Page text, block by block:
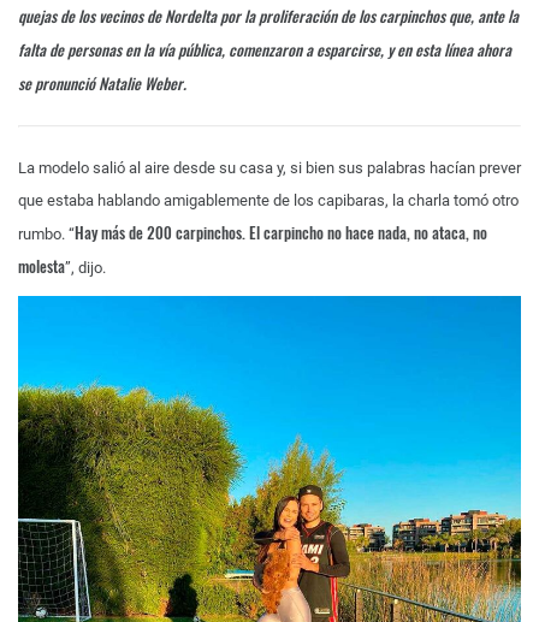
quejas de los vecinos de Nordelta por la proliferación de los carpinchos que, ante la
falta de personas en la vía pública, comenzaron a esparcirse, y en esta línea ahora
se pronunció Natalie Weber.
La modelo salió al aire desde su casa y, si bien sus palabras hacían prever
que estaba hablando amigablemente de los capibaras, la charla tomó otro
rumbo. “Hay más de 200 carpinchos. El carpincho no hace nada, no ataca, no
molesta”, dijo.